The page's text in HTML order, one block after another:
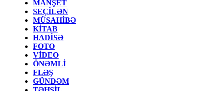
MANŞET
SEÇİLƏN
MÜSAHİBƏ
KİTAB
HADİSƏ
FOTO
VİDEO
ÖNƏMLİ
FLƏŞ
GÜNDƏM